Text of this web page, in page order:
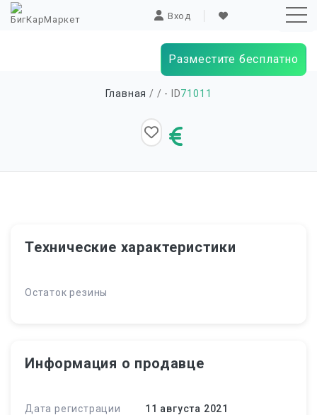
Вход
Разместите бесплатно
Главная / / - ID71011
Технические характеристики
Остаток резины
Информация о продавце
Дата регистрации 11 августа 2021